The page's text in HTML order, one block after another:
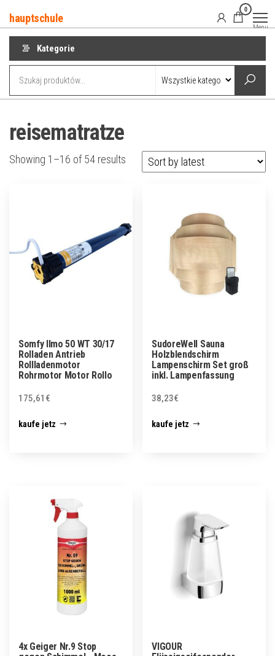
do
treści
hauptschule
0
Menu
Kategorie
reisematratze
Showing 1–16 of 54 results
Somfy Ilmo 50 WT 30/17
Rolladen Antrieb
Rollladenmotor
Rohrmotor Motor Rollo
175,61 €
kaufe jetz
SudoreWell Sauna
Holzblendschirm
Lampenschirm Set groß
inkl. Lampenfassung
38,23€
kaufe jetz
4x Geiger Nr.9 Stop
VIGOUR